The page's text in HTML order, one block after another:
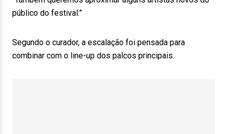
público do festival.”
Segundo o curador, a escalação foi pensada para
combinar com o line-up dos palcos principais.